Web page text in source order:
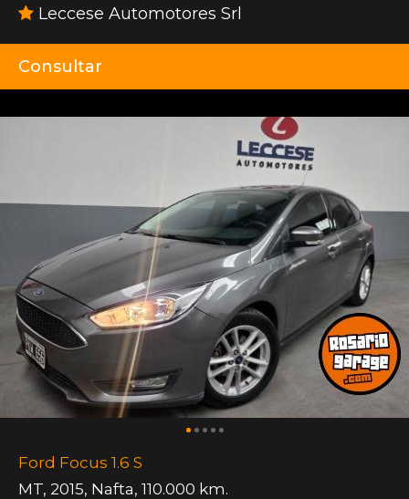
Leccese Automotores Srl
Consultar
Ford Focus 1.6 S
MT, 2015, Nafta, 110.000 km.